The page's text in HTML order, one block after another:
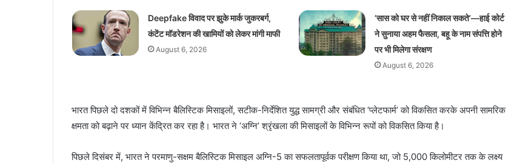
Deepfake विवाद पर झुके मार्क जुकरबर्ग,
कंटेंट मॉडरेशन की खामियों को लेकर मांगी माफी
August 6, 2026
‘सास को घर से नहीं निकाल सकते’—हाई कोर्ट
ने सुनाया अहम फैसला, बहू के नाम संपत्ति होने
पर भी मिलेगा संरक्षण
August 6, 2026
भारत पिछले दो दशकों में विभिन्न बैलिस्टिक मिसाइलों, सटीक-निर्देशित युद्ध सामग्री और संबंधित ‘प्लेटफार्म’ को विकसित करके अपनी सामरिक
क्षमता को बढ़ाने पर ध्यान केंद्रित कर रहा है। भारत ने ‘अग्नि’ श्रृंखला की मिसाइलों के विभिन्न रूपों को विकसित किया है।
पिछले दिसंबर में, भारत ने परमाणु-सक्षम बैलिस्टिक मिसाइल अग्नि-5 का सफलतापूर्वक परीक्षण किया था, जो 5,000 किलोमीटर तक के लक्ष्य